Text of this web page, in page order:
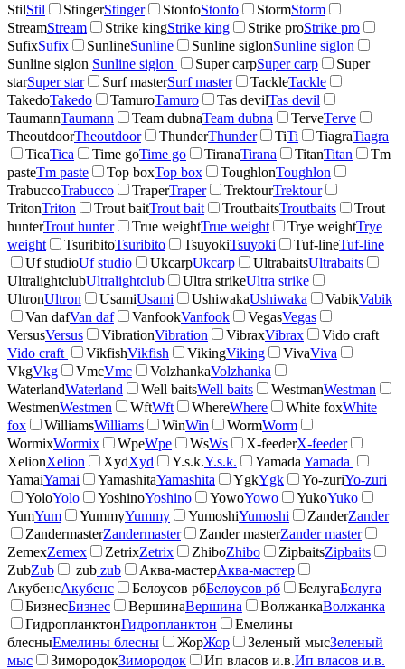
StilStil StingerStinger StonfoStonfo StormStorm
StreamStream Strike kingStrike king Strike proStrike pro
SufixSufix SunlineSunline Sunline siglonSunline siglon
Sunline siglon Sunline siglon Super carpSuper carp
Super
starSuper star Surf masterSurf master TackleTackle
TakedoTakedo TamuroTamuro Tas devilTas devil
TaumannTaumann Team dubnaTeam dubna TerveTerve
TheoutdoorTheoutdoor ThunderThunder TiTi TiagraTiagra
TicaTica Time goTime go TiranaTirana TitanTitan
Tm
pasteTm paste Top boxTop box ToughlonToughlon
TrabuccoTrabucco TraperTraper TrektourTrektour
TritonTriton Trout baitTrout bait TroutbaitsTroutbaits
Trout
hunterTrout hunter True weightTrue weight Trye weightTrye
weight
TsuribitoTsuribito TsuyokiTsuyoki Tuf-lineTuf-line
Uf studioUf studio UkcarpUkcarp UltrabaitsUltrabaits
UltralightclubUltralightclub Ultra strikeUltra strike
UltronUltron UsamiUsami UshiwakaUshiwaka VabikVabik
Van dafVan daf VanfookVanfook VegasVegas
VersusVersus VibrationVibration VibraxVibrax
Vido craft
Vido craft
VikfishVikfish VikingViking VivaViva
VkgVkg VmcVmc VolzhankaVolzhanka
WaterlandWaterland Well baitsWell baits WestmanWestman
WestmenWestmen WftWft WhereWhere White foxWhite
fox
WilliamsWilliams WinWin WormWorm
WormixWormix WpeWpe WsWs X-feederX-feeder
XelionXelion XydXyd Y.s.k.Y.s.k. Yamada Yamada
YamaiYamai YamashitaYamashita YgkYgk Yo-zuriYo-zuri
YoloYolo YoshinoYoshino YowoYowo YukoYuko
YumYum YummyYummy YumoshiYumoshi ZanderZander
ZandermasterZandermaster Zander masterZander master
ZemexZemex ZetrixZetrix ZhiboZhibo ZipbaitsZipbaits
ZubZub zub zub Аква-мастерАква-мастер
АкубенсАкубенс Белоусов рбБелоусов рб БелугаБелуга
БизнесБизнес ВершинаВершина ВолжанкаВолжанка
ГидропланктонГидропланктон
Емелины
блесныЕмелины блесны ЖорЖор Зеленый мысЗеленый
мыс
ЗимородокЗимородок Ип власов и.в.Ип власов и.в.